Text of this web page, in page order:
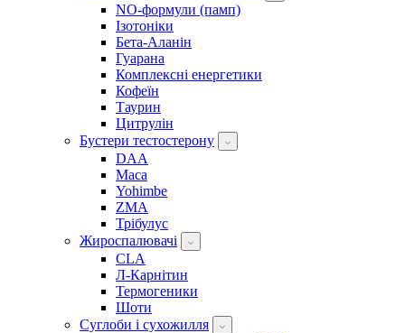
NO-формули (памп)
Ізотоніки
Бета-Аланін
Гуарана
Комплексні енергетики
Кофеїн
Таурин
Цитрулін
Бустери тестостерону
DAA
Maca
Yohimbe
ZMA
Трібулус
Жироспалювачі
CLA
Л-Карнітин
Термогеники
Шоти
Суглоби і сухожилля